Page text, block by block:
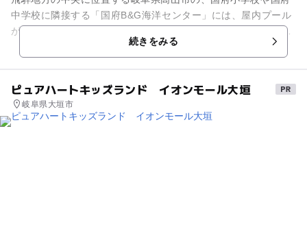
中学校に隣接する「国府B&G海洋センター」には、屋内プール
が設置されています。水深1.2mで6本のコースが並ぶ25メート
続きをみる
ピュアハートキッズランド イオンモール大垣
岐阜県大垣市